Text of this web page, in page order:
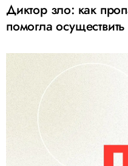
Диктор зло: как
помогла